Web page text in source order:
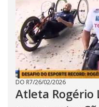
DO R7/26/02/2026
Atleta Rogério